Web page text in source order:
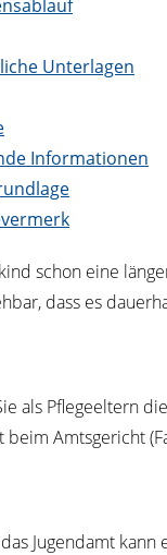
Unterlagen
Informationen
schon eine
dass es
als Pflegeeltern
beim Amtsgericht
Jugendamt kann